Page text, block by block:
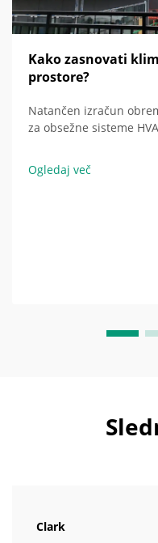
Kako zasnovati
prostore?
Natančen izračun
za obsežne sisteme
Pravilen izračun
pomemben za
Ogledaj več
Clark